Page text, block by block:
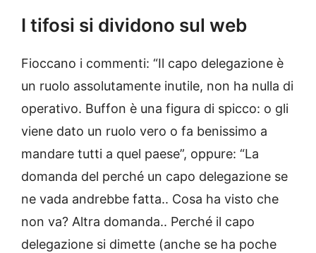
I tifosi si dividono sul web
Fioccano i commenti: “Il capo delegazione è
un ruolo assolutamente inutile, non ha nulla di
operativo. Buffon è una figura di spicco: o gli
viene dato un ruolo vero o fa benissimo a
mandare tutti a quel paese”, oppure: “La
domanda del perché un capo delegazione se
ne vada andrebbe fatta.. Cosa ha visto che
non va? Altra domanda.. Perché il capo
delegazione si dimette (anche se ha poche